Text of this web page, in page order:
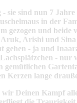
sie sind nun 7
in der
gezogen und beide
Arishi und
gehen - ja und
-
Kerzen lange
wir Deinen Kampf